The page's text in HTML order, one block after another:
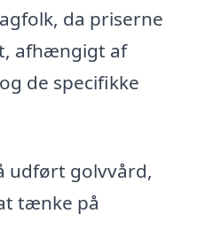
da priserne
afhængigt af
de specifikke
udført golvvård,
tænke på